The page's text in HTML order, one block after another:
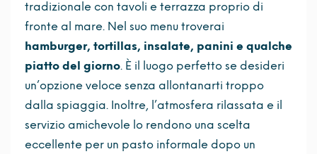
tradizionale con tavoli e terrazza proprio di
fronte al mare. Nel suo menu troverai
hamburger, tortillas, insalate, panini e qualche
piatto del giorno. È il luogo perfetto se desideri
un’opzione veloce senza allontanarti troppo
dalla spiaggia. Inoltre, l’atmosfera rilassata e il
servizio amichevole lo rendono una scelta
eccellente per un pasto informale dopo un